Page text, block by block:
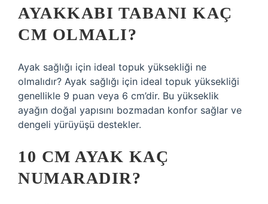
AYAKKABI TABANI KAÇ
CM OLMALI?
Ayak sağlığı için ideal topuk yüksekliği ne
olmalıdır? Ayak sağlığı için ideal topuk yüksekliği
genellikle 9 puan veya 6 cm’dir. Bu yükseklik
ayağın doğal yapısını bozmadan konfor sağlar ve
dengeli yürüyüşü destekler.
10 CM AYAK KAÇ
NUMARADIR?